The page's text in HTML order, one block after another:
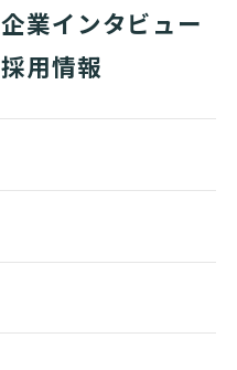
企業インタビュー
採用情報